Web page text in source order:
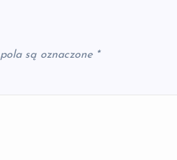
są oznaczone *